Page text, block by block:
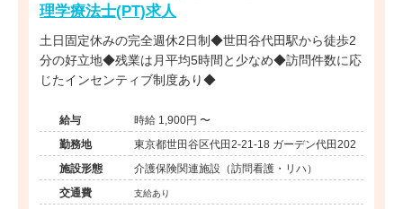
理学療法士(PT)求人
土日固定休みの完全週休2日制◆世田谷代田駅から徒歩2
分の好立地◆残業は月平均5時間と少なめ◆訪問件数に応
じたインセンティブ制度あり◆
給与
時給 1,900円 〜
勤務地
東京都世田谷区代田2-21-18 ガーデン代田202
施設形態
介護保険関連施設（訪問看護・リハ）
交通費
支給あり